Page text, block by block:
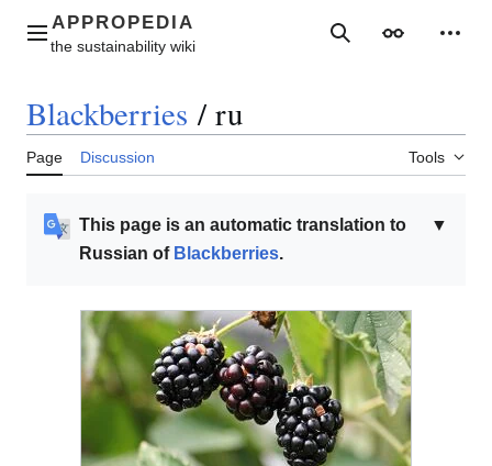
contentMain menu SearchAppearance
Blackberries / ru
Page Discussion Tools
▼
This page is an automatic translation to
Russian of Blackberries.